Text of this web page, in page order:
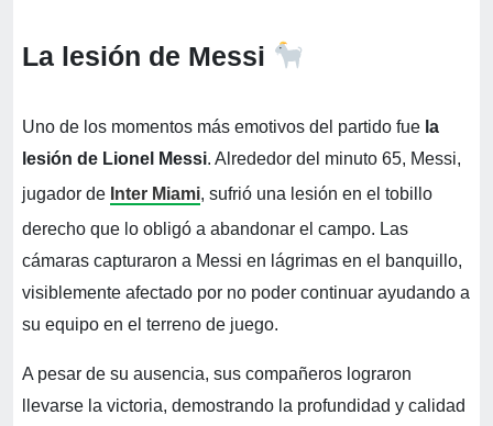
La lesión de Messi
Uno de los momentos más emotivos del partido fue la
lesión de Lionel Messi. Alrededor del minuto 65, Messi,
jugador de Inter Miami, sufrió una lesión en el tobillo
derecho que lo obligó a abandonar el campo. Las
cámaras capturaron a Messi en lágrimas en el banquillo,
visiblemente afectado por no poder continuar ayudando a
su equipo en el terreno de juego.
A pesar de su ausencia, sus compañeros lograron
llevarse la victoria, demostrando la profundidad y calidad